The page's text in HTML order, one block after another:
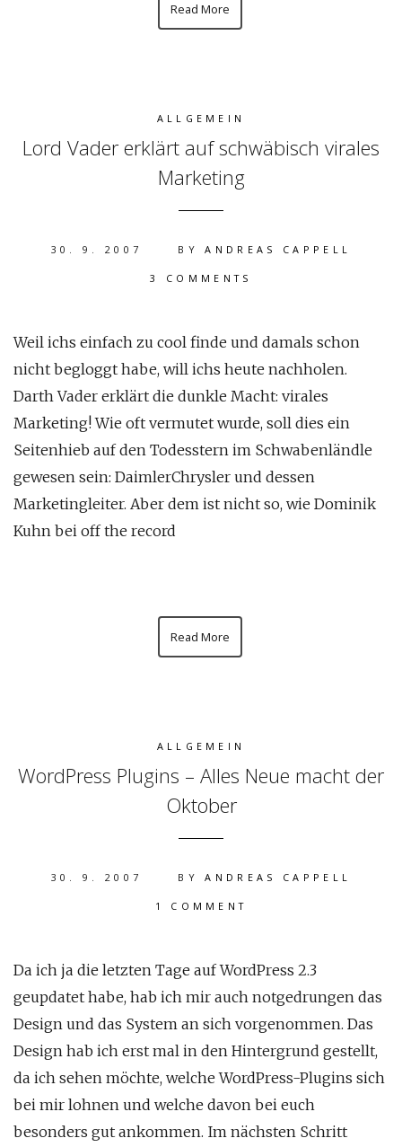
Read More
ALLGEMEIN
Lord Vader erklärt auf schwäbisch virales
Marketing
30. 9. 2007 BYANDREAS CAPPELL
3 COMMENTS
Weil ichs einfach zu cool finde und damals schon
nicht begloggt habe, will ichs heute nachholen.
Darth Vader erklärt die dunkle Macht: virales
Marketing! Wie oft vermutet wurde, soll dies ein
Seitenhieb auf den Todesstern im Schwabenländle
gewesen sein: DaimlerChrysler und dessen
Marketingleiter. Aber dem ist nicht so, wie Dominik
Kuhn bei off the record
Read More
ALLGEMEIN
WordPress Plugins – Alles Neue macht der
Oktober
30. 9. 2007 BYANDREAS CAPPELL
1 COMMENT
Da ich ja die letzten Tage auf WordPress 2.3
geupdatet habe, hab ich mir auch notgedrungen das
Design und das System an sich vorgenommen. Das
Design hab ich erst mal in den Hintergrund gestellt,
da ich sehen möchte, welche WordPress-Plugins sich
bei mir lohnen und welche davon bei euch
besonders gut ankommen. Im nächsten Schritt